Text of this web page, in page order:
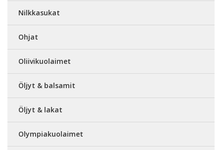
Nilkkasukat
Ohjat
Oliivikuolaimet
Öljyt & balsamit
Öljyt & lakat
Olympiakuolaimet